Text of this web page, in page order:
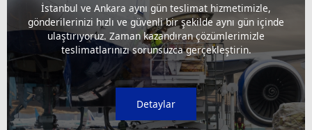
İstanbul ve Ankara aynı gün teslimat hizmetimizle,
gönderilerinizi hızlı ve güvenli bir şekilde aynı gün içinde
ulaştırıyoruz. Zaman kazandıran çözümlerimizle
teslimatlarınızı sorunsuzca gerçekleştirin.
Detaylar